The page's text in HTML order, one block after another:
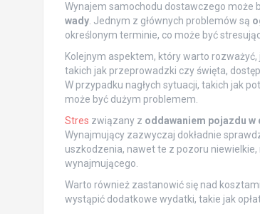
Wynajem samochodu dostawczego może
wady. Jednym z głównych problemów są
określonym terminie, co może być
Kolejnym aspektem, który warto rozważyć,
takich jak przeprowadzki czy święta,
W przypadku nagłych sytuacji, takich jak
może być dużym problemem.
Stres związany z oddawaniem pojazdu w
Wynajmujący zazwyczaj dokładnie
uszkodzenia, nawet te z pozoru
wynajmującego.
Warto również zastanowić się nad
wystąpić dodatkowe wydatki, takie jak